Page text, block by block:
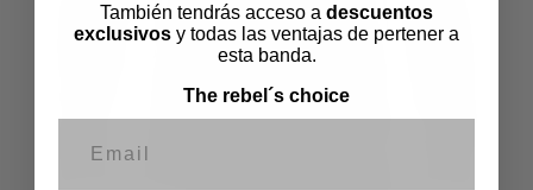
También tendrás acceso a descuentos
exclusivos y todas las ventajas de pertener a
esta banda.
The rebel´s choice